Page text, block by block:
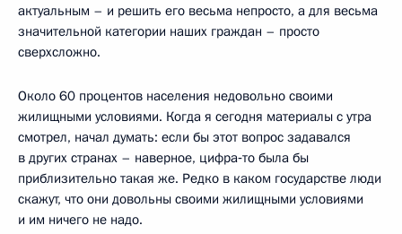
актуальным – и решить его весьма непросто, а для весьма
значительной категории наших граждан – просто
сверхсложно.
Около 60 процентов населения недовольно своими
жилищными условиями. Когда я сегодня материалы с утра
смотрел, начал думать: если бы этот вопрос задавался
в других странах – наверное, цифра‑то была бы
приблизительно такая же. Редко в каком государстве люди
скажут, что они довольны своими жилищными условиями
и им ничего не надо.